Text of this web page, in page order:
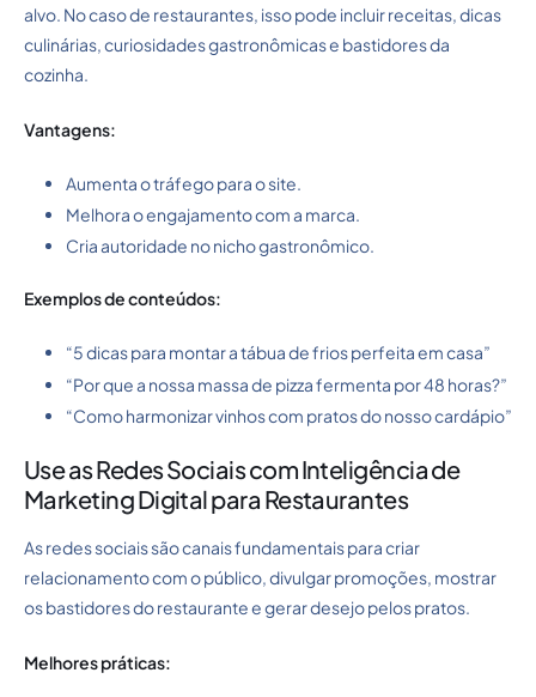
alvo. No caso de restaurantes, isso pode incluir receitas, dicas
culinárias, curiosidades gastronômicas e bastidores da
cozinha.
Vantagens:
Aumenta o tráfego para o site.
Melhora o engajamento com a marca.
Cria autoridade no nicho gastronômico.
Exemplos de conteúdos:
“5 dicas para montar a tábua de frios perfeita em casa”
“Por que a nossa massa de pizza fermenta por 48 horas?”
“Como harmonizar vinhos com pratos do nosso cardápio”
Use as Redes Sociais com Inteligência de
Marketing Digital para Restaurantes
As redes sociais são canais fundamentais para criar
relacionamento com o público, divulgar promoções, mostrar
os bastidores do restaurante e gerar desejo pelos pratos.
Melhores práticas: